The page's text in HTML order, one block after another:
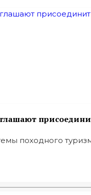
походного